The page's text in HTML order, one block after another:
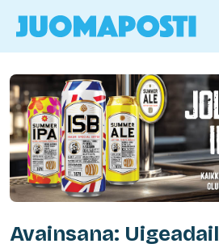
Avainsana: Uigeadail